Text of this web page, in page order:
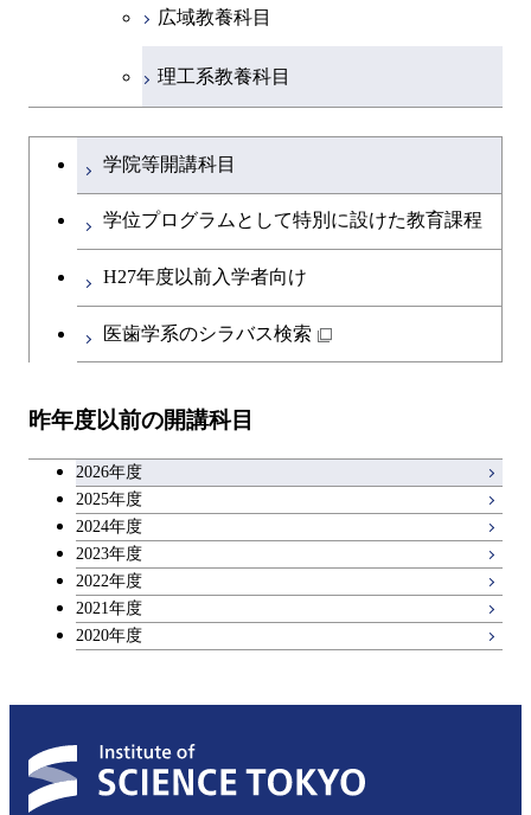
広域教養科目
理工系教養科目
学士課程を切り替える
学院等開講科目
学位プログラムとして特別に設けた教育課程
H27年度以前入学者向け
医歯学系のシラバス検索
昨年度以前の開講科目
2026年度
2025年度
2024年度
2023年度
2022年度
2021年度
2020年度